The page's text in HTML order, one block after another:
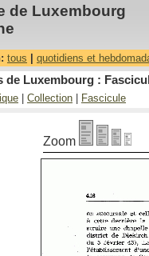
de Luxembourg
tous quotidiens et
Luxembourg :
Collection Fascicule
Zoom